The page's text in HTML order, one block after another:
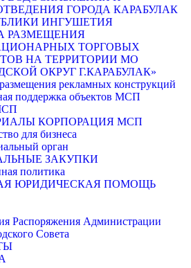
ГОРОДА КАРАБУЛАК
ИНГУШЕТИЯ
РАЗМЕЩЕНИЯ
ТОРГОВЫХ
НА ТЕРРИТОРИИ МО
ОКРУГ Г.КАРАБУЛАК»
рекламных конструкций
поддержка объектов МСП
КОРПОРАЦИЯ МСП
для бизнеса
орган
ЗАКУПКИ
политика
ЮРИДИЧЕСКАЯ ПОМОЩЬ
Распоряжения Администрации
Совета